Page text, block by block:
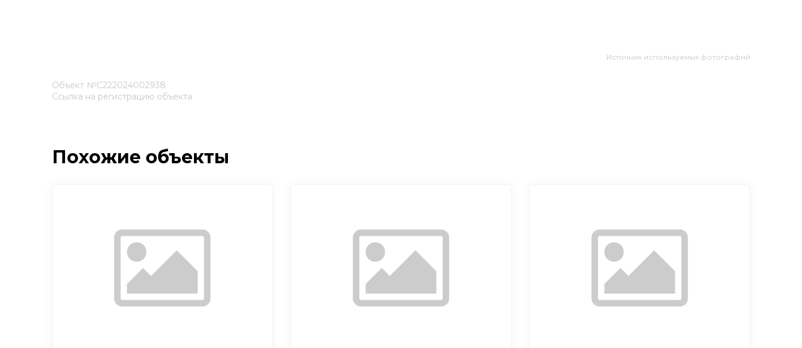
Источник используемых фотографий
Объект №С222024002938
Ссылка на регистрацию объекта
Похожие объекты